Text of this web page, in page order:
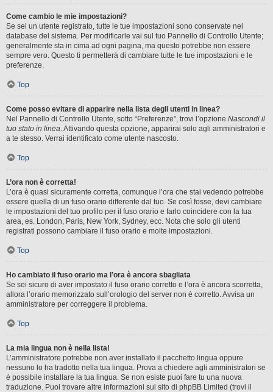
Come cambio le mie impostazioni?
Se sei un utente registrato, tutte le tue impostazioni sono conservate nel
database del sistema. Per modificarle vai sul tuo Pannello di Controllo Utente;
generalmente sta in cima ad ogni pagina, ma questo potrebbe non essere
sempre vero. Questo ti permetterà di cambiare tutte le tue impostazioni e le
preferenze.
Top
Come posso evitare di apparire nella lista degli utenti in linea?
Nel Pannello di Controllo Utente, sotto “Preferenze”, trovi l’opzione Nascondi il
tuo stato in linea. Attivando questa opzione, apparirai solo agli amministratori e
a te stesso. Verrai identificato come utente nascosto.
Top
L’ora non è corretta!
L’ora è quasi sicuramente corretta, comunque l’ora che stai vedendo potrebbe
essere quella di un fuso orario differente dal tuo. Se così fosse, devi cambiare
le impostazioni del tuo profilo per il fuso orario e farlo coincidere con la tua
area, es. London, Paris, New York, Sydney, ecc. Nota che solo gli utenti
registrati possono cambiare il fuso orario e molte impostazioni.
Top
Ho cambiato il fuso orario ma l’ora è ancora sbagliata
Se sei sicuro di aver impostato il fuso orario corretto e l’ora è ancora scorretta,
allora l’orario memorizzato sull’orologio del server non è corretto. Avvisa un
amministratore per correggere il problema.
Top
La mia lingua non è nella lista!
L’amministratore potrebbe non aver installato il pacchetto lingua oppure
nessuno lo ha tradotto nella tua lingua. Prova a chiedere agli amministratori se
è possibile installare la tua lingua. Se non esiste puoi fare tu una nuova
traduzione. Puoi trovare altre informazioni sul sito di phpBB Limited (trovi il